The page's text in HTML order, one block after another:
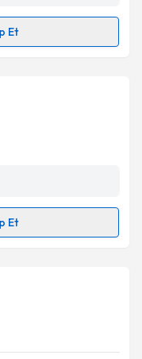
Et
takvimi talebi
almanız için bir
bilgilendireceğiz.
ilişkinAydınlatma
Et
talebi
almanız için bir
bilgilendireceğiz.